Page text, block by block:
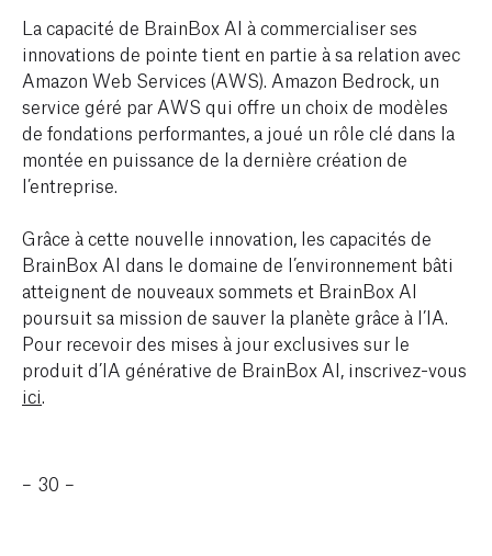
La capacité de BrainBox AI à commercialiser ses
innovations de pointe tient en partie à sa relation avec
Amazon Web Services (AWS). Amazon Bedrock, un
service géré par AWS qui offre un choix de modèles
de fondations performantes, a joué un rôle clé dans la
montée en puissance de la dernière création de
l’entreprise.
Grâce à cette nouvelle innovation, les capacités de
BrainBox AI dans le domaine de l’environnement bâti
atteignent de nouveaux sommets et BrainBox AI
poursuit sa mission de sauver la planète grâce à l’IA.
Pour recevoir des mises à jour exclusives sur le
produit d’IA générative de BrainBox AI, inscrivez-vous
ici
– 30 –